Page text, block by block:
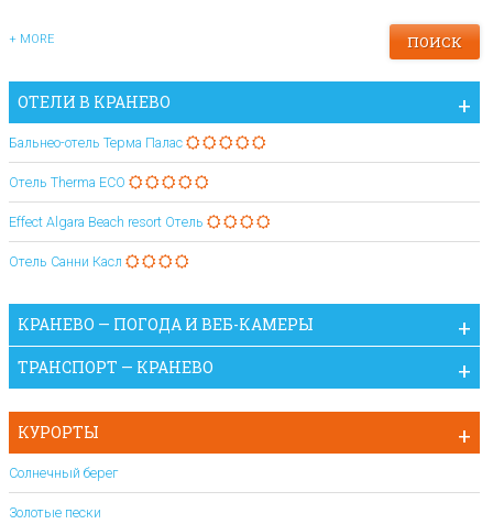
+ MORE
ОТЕЛИ В КРАНЕВО
Бальнео-отель Терма Палас
Отель Therma ECO
Effect Algara Beach resort Отель
Отель Санни Касл
КРАНЕВО — ПОГОДА И ВЕБ-КАМЕРЫ
ТРАНСПОРТ — КРАНЕВО
КУРОРТЫ
Солнечный берег
Золотые пески